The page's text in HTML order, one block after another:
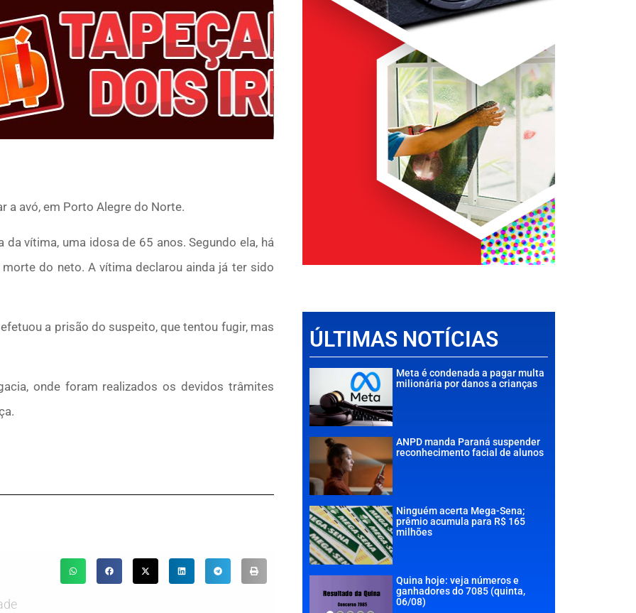
a avó, em Porto Alegre do Norte.
vítima, uma idosa de 65 anos. Segundo ela, há
do neto. A vítima declarou ainda já ter sido
a prisão do suspeito, que tentou fugir, mas
onde foram realizados os devidos trâmites
ÚLTIMAS NOTÍCIAS
Meta é condenada a pagar multa
milionária por danos a crianças
ANPD manda Paraná suspender
reconhecimento facial de alunos
Ninguém acerta Mega-Sena;
prêmio acumula para R$ 165
milhões
Quina hoje: veja números e
ganhadores do 7085 (quinta,
06/08)